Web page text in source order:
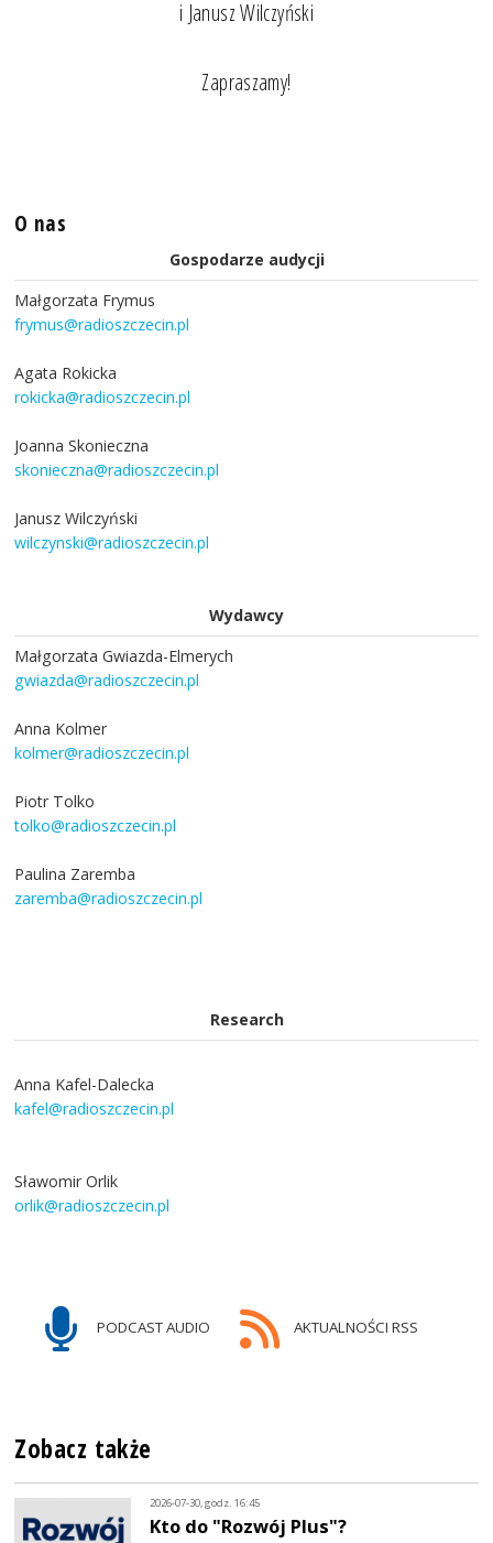
i Janusz Wilczyński
Zapraszamy!
O nas
Gospodarze audycji
Małgorzata Frymus
frymus@radioszczecin.pl
Agata Rokicka
rokicka@radioszczecin.pl
Joanna Skonieczna
skonieczna@radioszczecin.pl
Janusz Wilczyński
wilczynski@radioszczecin.pl
Wydawcy
Małgorzata Gwiazda-Elmerych
gwiazda@radioszczecin.pl
Anna Kolmer
kolmer@radioszczecin.pl
Piotr Tolko
tolko@radioszczecin.pl
Paulina Zaremba
zaremba@radioszczecin.pl
Research
Anna Kafel-Dalecka
kafel@radioszczecin.pl
Sławomir Orlik
orlik@radioszczecin.pl
PODCAST AUDIO AKTUALNOŚCI RSS
Zobacz także
2026-07-30, godz. 16:45
Kto do "Rozwój Plus"?